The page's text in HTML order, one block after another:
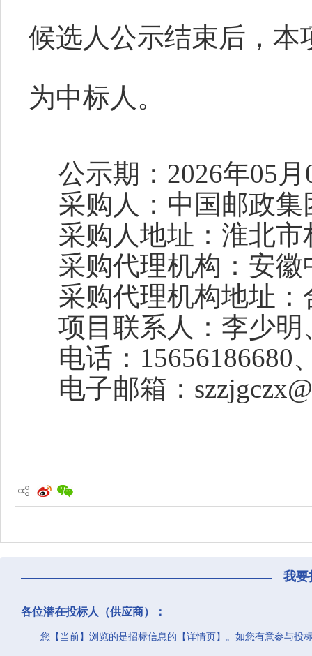
候选人公示结束后，
为中标人。
公示期： 2026年05月
采购人： 中国邮政
采购人地址： 淮北市
采购代理机构： 安徽
采购代理机构地址 ：
项目联系人 ：李少明
电话： 15656186680
电子邮箱 ：
我要
各位潜在投标人（供应商）：
您【当前】浏览的是招标信息的【详情页】。如您有意参与投